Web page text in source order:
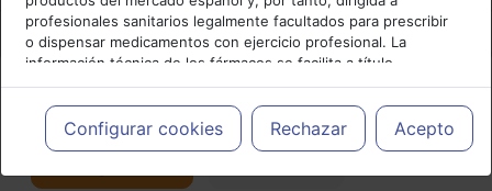
Cancelar
profesionales sanitarios legalmente facultados para prescribir
o dispensar medicamentos con ejercicio profesional. La
información técnica de los fármacos se facilita a título
meramente informativo, siendo responsabilidad de los
profesionales facultados prescribir medicamentos y decidir, en
cada caso concreto, el tratamiento más adecuado a las
necesidades del paciente.
Configurar cookies Rechazar Acepto
Actualidad y Artículos|Salud mental